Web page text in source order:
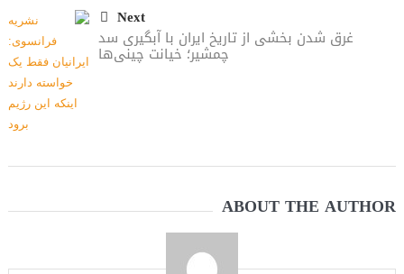
Next
غرق شدن بخشی از تاریخ ایران با آبگیری سد
چمشیر؛ خیانت چینی‌ها
ABOUT THE AUTHOR